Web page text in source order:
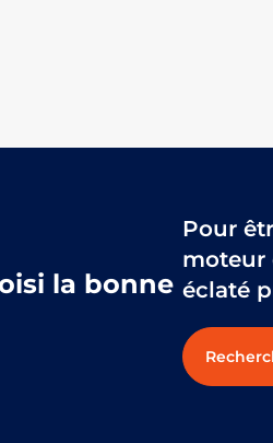
la bonne
Pour
moteur
éclaté